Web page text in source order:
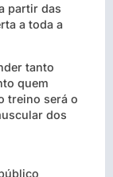
partir das
a toda a
tanto
quem
treino será o
dos